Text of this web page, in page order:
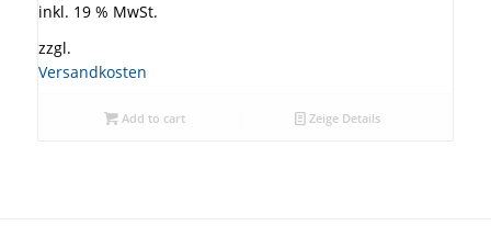
inkl. 19 % MwSt.
zzgl.
Versandkosten
Add to cart Zeige Details